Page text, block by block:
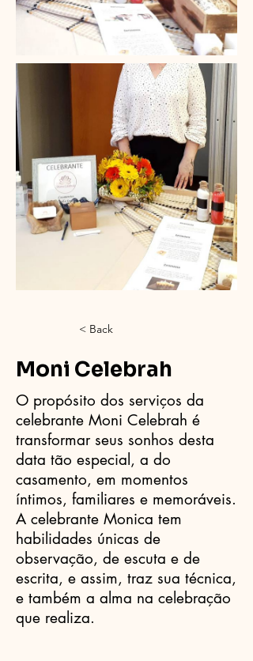
< Back
Moni Celebrah
O propósito dos serviços da
celebrante Moni Celebrah é
transformar seus sonhos desta
data tão especial, a do
casamento, em momentos
íntimos, familiares e memoráveis.
A celebrante Monica tem
habilidades únicas de
observação, de escuta e de
escrita, e assim, traz sua técnica,
e também a alma na celebração
que realiza.